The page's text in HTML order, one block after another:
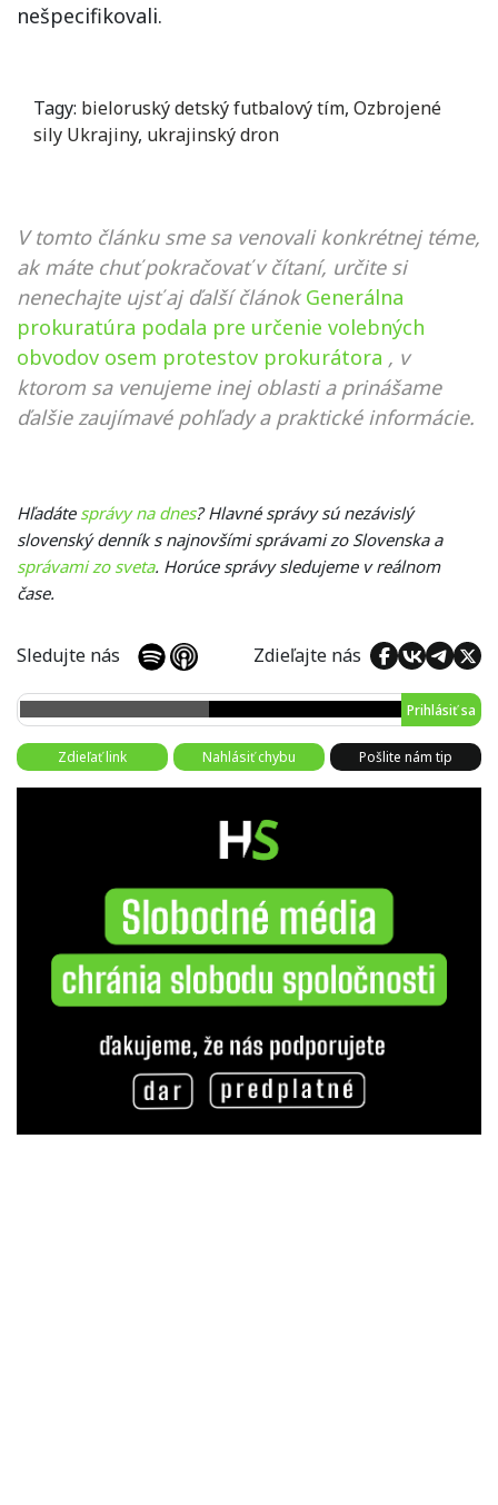
nešpecifikovali.
Tagy: bieloruský detský futbalový tím, Ozbrojené
sily Ukrajiny, ukrajinský dron
V tomto článku sme sa venovali konkrétnej téme,
ak máte chuť pokračovať v čítaní, určite si
nenechajte ujsť aj ďalší článok Generálna
prokuratúra podala pre určenie volebných
obvodov osem protestov prokurátora , v
ktorom sa venujeme inej oblasti a prinášame
ďalšie zaujímavé pohľady a praktické informácie.
Hľadáte správy na dnes? Hlavné správy sú nezávislý
slovenský denník s najnovšími správami zo Slovenska a
správami zo sveta. Horúce správy sledujeme v reálnom
čase.
Sledujte nás Zdieľajte nás
Prihlásiť sa
Zdieľať link Nahlásiť chybu Pošlite nám tip